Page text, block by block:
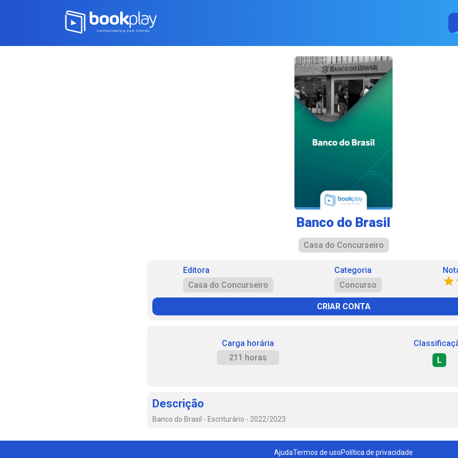
Banco do Brasil
Casa do Concurseiro
Editora
Casa do Concurseiro
Categoria
Concurso
CRIAR CONTA
Carga horária
211 horas
L
Descrição
Banco do Brasil - Escriturário - 2022/2023
AjudaTermos de usoPolítica de privacidade